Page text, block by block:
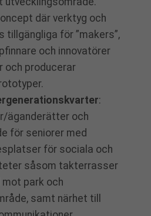
där verktyg och
tillgängliga för ”makers”,
och innovatörer
och producerar
:
äganderätter och
för seniorer med
för sociala och
såsom takterrasser
mot park och
samt närhet till